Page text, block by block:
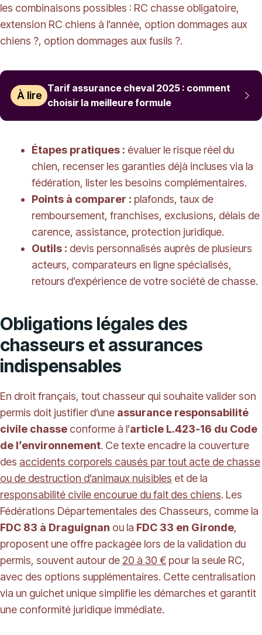
les combinaisons possibles : RC chasse obligatoire,
extension RC chiens à l’année, option dommages aux
chiens ?, option dommages aux fusils ?.
À lire
Tarif assurance cheval 2025 : comment
choisir la meilleure formule
Étapes pratiques : évaluer le risque réel du
chien, recenser les garanties déjà incluses via la
fédération, lister les besoins complémentaires.
Points à comparer : plafonds, taux de
remboursement, franchises, exclusions, délais de
carence, assistance, protection juridique.
Outils : devis personnalisés auprès de plusieurs
acteurs, comparateurs en ligne spécialisés,
retours d’expérience de votre société de chasse.
Obligations légales des
chasseurs et assurances
indispensables
En droit français, tout chasseur qui souhaite valider son
permis doit justifier d’une assurance responsabilité
civile chasse conforme à l’article L.423‑16 du Code
de l’environnement. Ce texte encadre la couverture
des accidents corporels causés par tout acte de chasse
ou de destruction d’animaux nuisibles et de la
responsabilité civile encourue du fait des chiens. Les
Fédérations Départementales des Chasseurs, comme la
FDC 83 à Draguignan ou la FDC 33 en Gironde,
proposent une offre packagée lors de la validation du
permis, souvent autour de 20 à 30 € pour la seule RC,
avec des options supplémentaires. Cette centralisation
via un guichet unique simplifie les démarches et garantit
une conformité juridique immédiate.